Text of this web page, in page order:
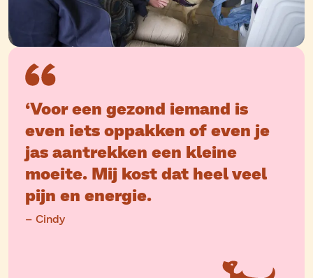
‘Voor een gezond iemand is
even iets oppakken of even je
jas aantrekken een kleine
moeite. Mij kost dat heel veel
pijn en energie.
– Cindy